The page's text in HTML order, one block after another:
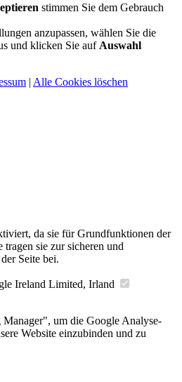
stimmen Sie dem Gebrauch
anzupassen, wählen Sie die
und klicken Sie auf Auswahl
| Alle Cookies löschen
da sie für Grundfunktionen der
sie zur sicheren und
Seite bei.
Ireland Limited, Irland
um die Google Analyse-
Website einzubinden und zu